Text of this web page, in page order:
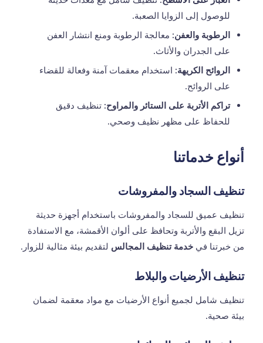
للوصول إلى الزوايا الصعبة.
الرطوبة والعفن: معالجة الرطوبة ومنع انتشار العفن
على الجدران والأثاث.
الروائح الكريهة: استخدام معقمات آمنة وفعالة للقضاء
على الروائح.
تراكم الأتربة على الستائر والمراوح: تنظيف دقيق
للحفاظ على مظهر نظيف وصحي.
أنواع خدماتنا
تنظيف السجاد والمفروشات
تنظيف عميق للسجاد والمفروشات باستخدام أجهزة حديثة
تزيل البقع والأتربة وتحافظ على ألوان الأقمشة، مع الاستفادة
من خبرتنا في خدمة تنظيف المجالس لتقديم بيئة مثالية للزوار.
تنظيف الأرضيات والبلاط
تنظيف شامل لجميع أنواع الأرضيات مع مواد معقمة لضمان
بيئة صحية.